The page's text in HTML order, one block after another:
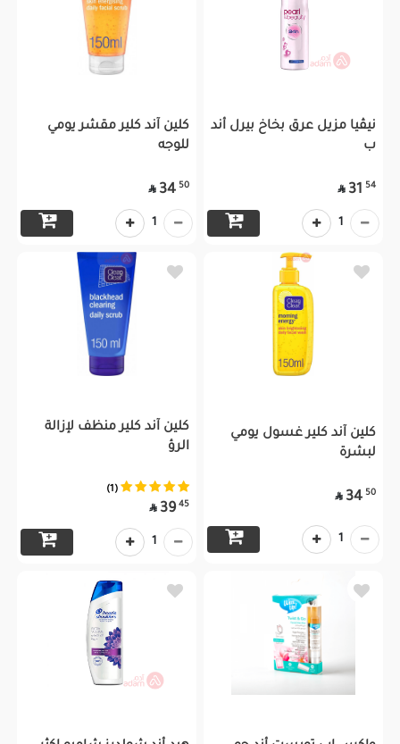
نيڤيا مزيل عرق بخاخ بيرل أند
ب
54
31

1
كلين آند كلير مقشر يومي
للوجه
50
34

1
كلين آند كلير غسول يومي
لبشرة
50
34

1
كلين آند كلير منظف لإزالة
الرؤ
(1)
45
39

1